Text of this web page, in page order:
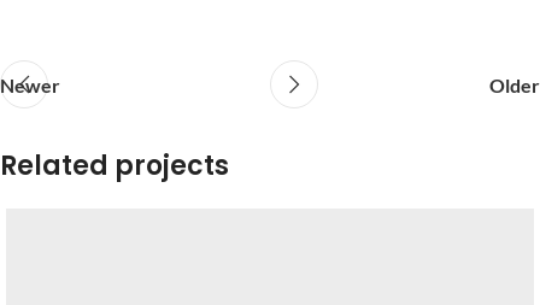
Newer Older
Related projects